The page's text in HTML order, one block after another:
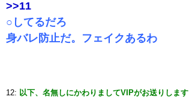
>>11
○してるだろ
身バレ防止だ。フェイクあるわ
12: 以下、名無しにかわりましてVIPがお送りします